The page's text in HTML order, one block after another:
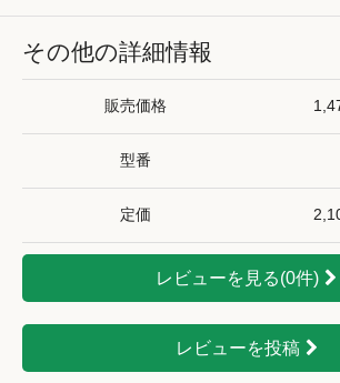
その他の詳細情報
販売価格
型番
定価
レビューを見る(0件)
レビューを投稿